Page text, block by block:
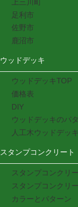
足利市
佐野市
鹿沼市
ウッドデッキ
ウッドデッキTOP
価格表
DIY
ウッドデッキのパ
人工木ウッドデッ
スタンプコンクリート
スタンプコンクリ
スタンプコンクリ
カラーとパターン